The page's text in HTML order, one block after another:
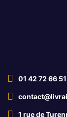
01 42 72 66 51
1 rue de